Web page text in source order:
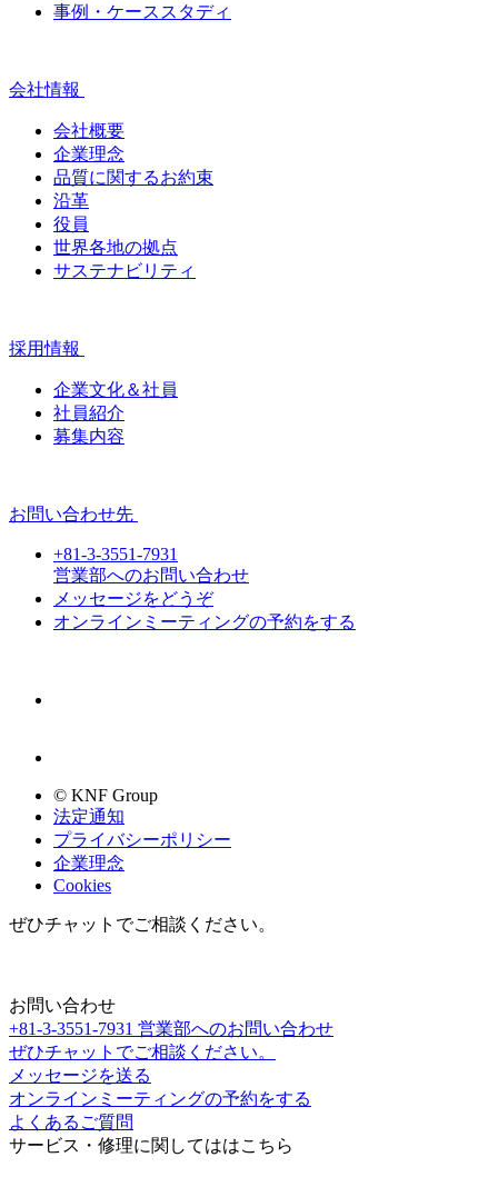
事例・ケーススタディ
会社情報
会社概要
企業理念
品質に関するお約束
沿革
役員
世界各地の拠点
サステナビリティ
採用情報
企業文化＆社員
社員紹介
募集内容
お問い合わせ先
+81-3-3551-7931
営業部へのお問い合わせ
メッセージをどうぞ
オンラインミーティングの予約をする
© KNF Group
法定通知
プライバシーポリシー
企業理念
Cookies
ぜひチャットでご相談ください。
お問い合わせ
+81-3-3551-7931 営業部へのお問い合わせ
ぜひチャットでご相談ください。
メッセージを送る
オンラインミーティングの予約をする
よくあるご質問
サービス・修理に関してははこちら